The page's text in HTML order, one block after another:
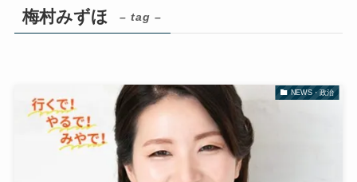
梅村みずほ – tag –
NEWS・政治